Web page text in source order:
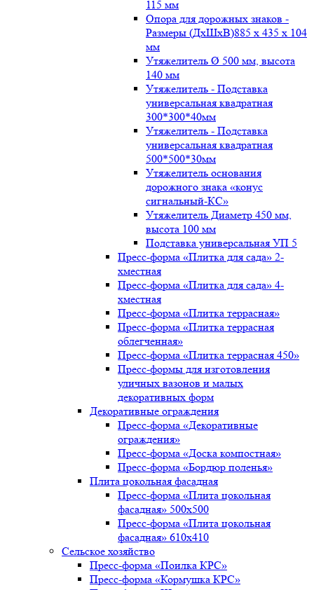
115 мм
Опора для дорожных знаков -
Размеры (ДxШxВ)885 x 435 x 104
мм
Утяжелитель Ø 500 мм, высота
140 мм
Утяжелитель - Подставка
универсальная квадратная
300*300*40мм
Утяжелитель - Подставка
универсальная квадратная
500*500*30мм
Утяжелитель основания
дорожного знака «конус
сигнальный-КС»
Утяжелитель Диаметр 450 мм,
высота 100 мм
Подставка универсальная УП 5
Пресс-форма «Плитка для сада» 2-
хместная
Пресс-форма «Плитка для сада» 4-
хместная
Пресс-форма «Плитка террасная»
Пресс-форма «Плитка террасная
облегченная»
Пресс-форма «Плитка террасная 450»
Пресс-формы для изготовления
уличных вазонов и малых
декоративных форм
Декоративные ограждения
Пресс-форма «Декоративные
ограждения»
Пресс-форма «Доска компостная»
Пресс-форма «Бордюр поленья»
Плита цокольная фасадная
Пресс-форма «Плита цокольная
фасадная» 500х500
Пресс-форма «Плита цокольная
фасадная» 610х410
Сельское хозяйство
Пресс-форма «Поилка КРС»
Пресс-форма «Кормушка КРС»